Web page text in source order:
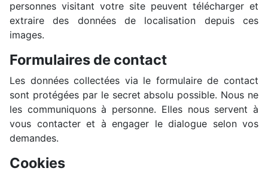
personnes visitant votre site peuvent télécharger et
extraire des données de localisation depuis ces
images.
Formulaires de contact
Les données collectées via le formulaire de contact
sont protégées par le secret absolu possible. Nous ne
les communiquons à personne. Elles nous servent à
vous contacter et à engager le dialogue selon vos
demandes.
Cookies